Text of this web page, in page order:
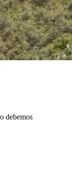
debemos